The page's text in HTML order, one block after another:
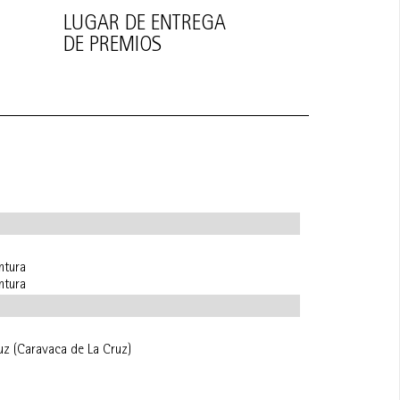
LUGAR DE ENTREGA
DE PREMIOS
(Caravaca de La Cruz)